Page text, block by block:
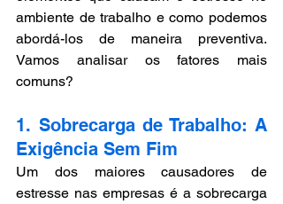
ambiente de trabalho e como podemos
abordá-los de maneira preventiva.
Vamos analisar os fatores mais
comuns?
1. Sobrecarga de Trabalho: A
Exigência Sem Fim
Um dos maiores causadores de
estresse nas empresas é a sobrecarga